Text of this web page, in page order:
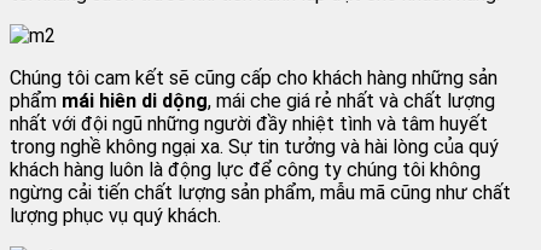
Chúng tôi cam kết sẽ cũng cấp cho khách hàng những sản
phẩm mái hiên di dộng, mái che giá rẻ nhất và chất lượng
nhất với đội ngũ những người đầy nhiệt tình và tâm huyết
trong nghề không ngại xa. Sự tin tưởng và hài lòng của quý
khách hàng luôn là động lực để công ty chúng tôi không
ngừng cải tiến chất lượng sản phẩm, mẫu mã cũng như chất
lượng phục vụ quý khách.